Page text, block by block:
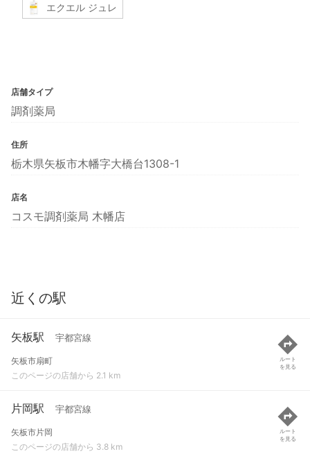
エクエル ジュレ
店舗タイプ
調剤薬局
住所
栃木県矢板市木幡字大橋台1308-1
店名
コスモ調剤薬局 木幡店
近くの駅
矢板駅 宇都宮線
矢板市扇町
このページの店舗から 2.1 km
ルート
を見る
片岡駅 宇都宮線
矢板市片岡
このページの店舗から 3.8 km
ルート
を見る